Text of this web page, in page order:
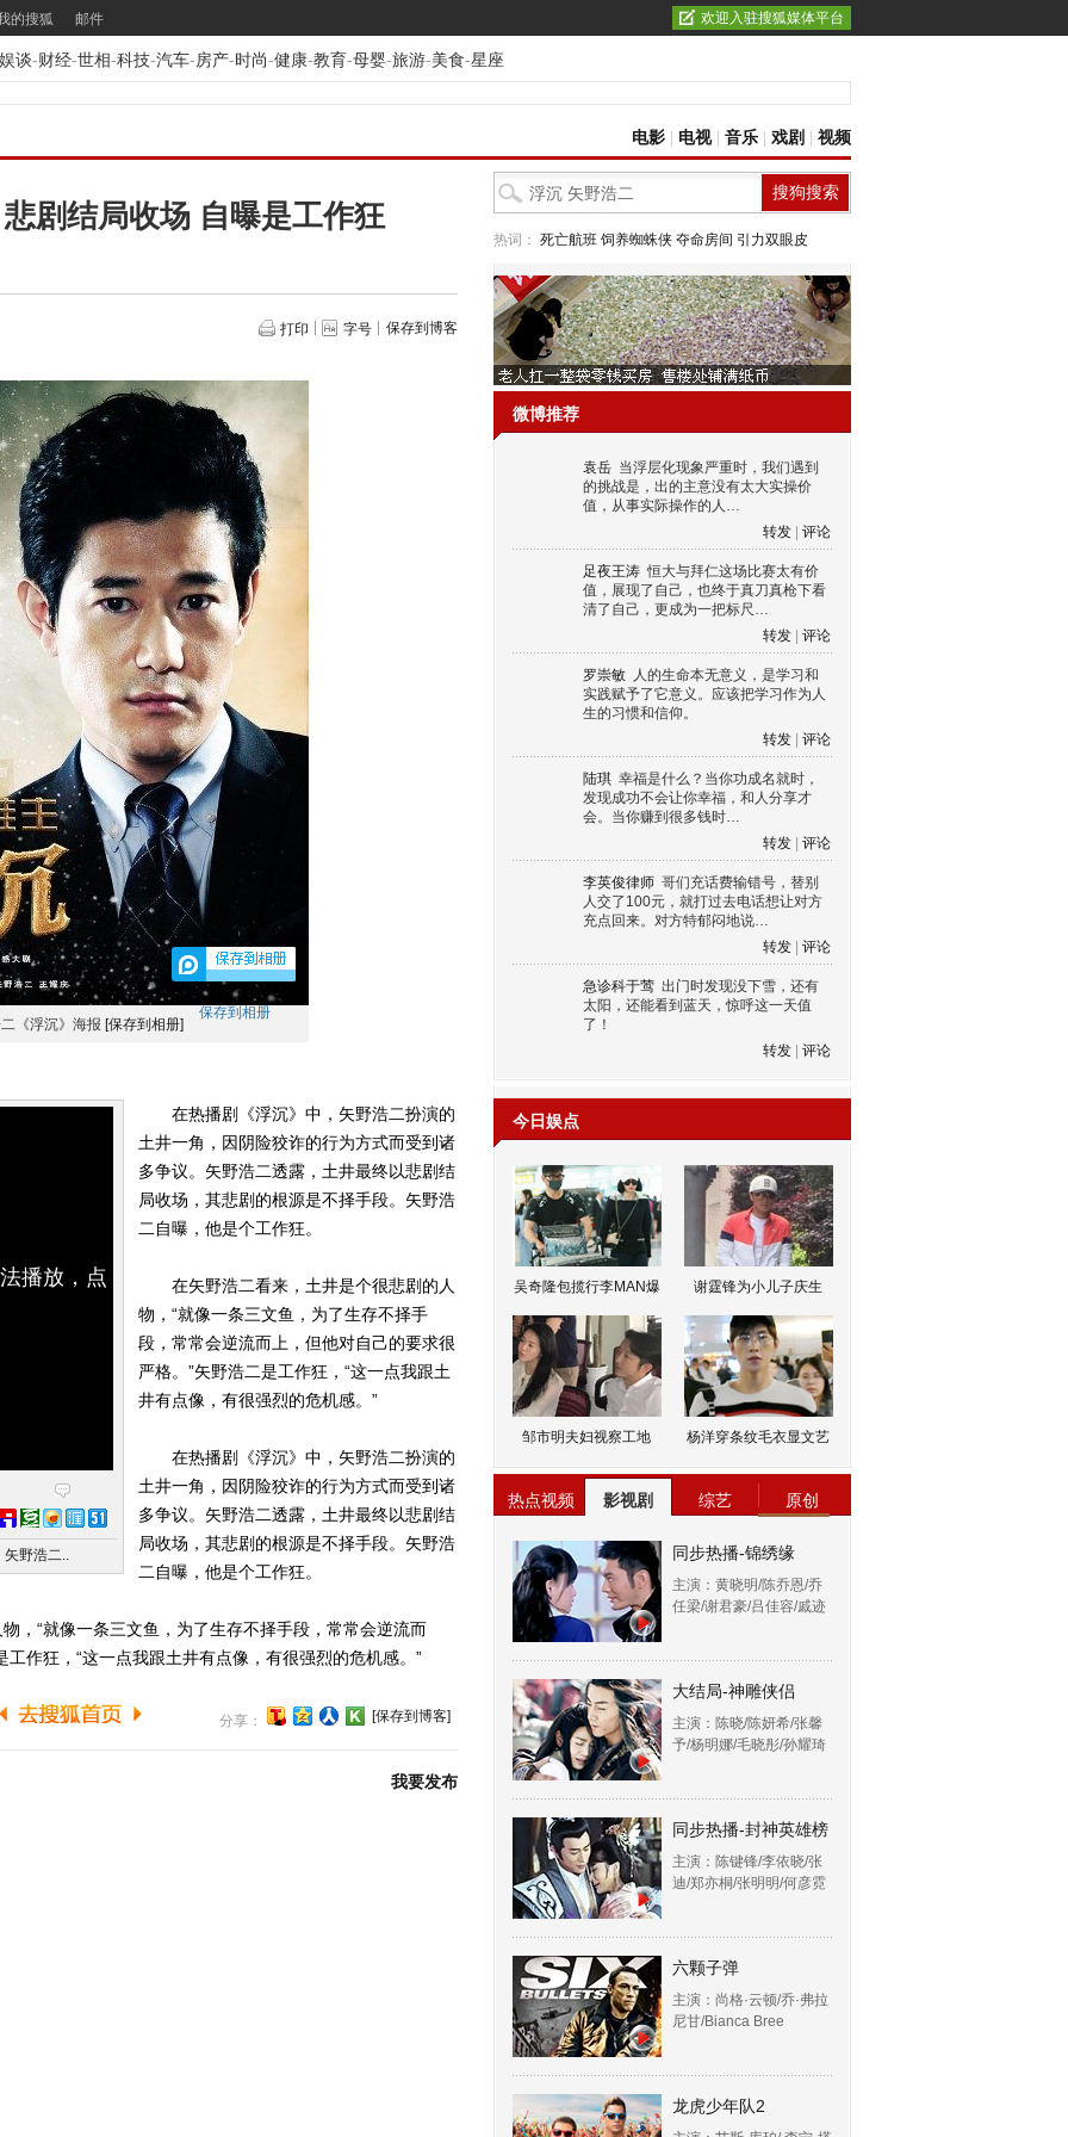
的搜狐 邮件 欢迎入驻搜狐媒体平台
娱谈-财经-世相-科技-汽车-房产-时尚-健康-教育-母婴-旅游-美食-星座
电影 电视| 音乐 戏剧 视频
剧结局收场 自曝是工作狂
打印 字号 保存到博客
保存到相册
《浮沉》海报 [保存到相册]
播放，点
矢野浩二..
在热播剧《浮沉》中，矢野浩二扮演的
土井一角，因阴险狡诈的行为方式而受到诸
多争议。矢野浩二透露，土井最终以悲剧结
局收场，其悲剧的根源是不择手段。矢野浩
二自曝，他是个工作狂。
在矢野浩二看来，土井是个很悲剧的人
物，“就像一条三文鱼，为了生存不择手
段，常常会逆流而上，但他对自己的要求很
严格。”矢野浩二是工作狂，“这一点我跟土
井有点像，有很强烈的危机感。”
在热播剧《浮沉》中，矢野浩二扮演的
土井一角，因阴险狡诈的行为方式而受到诸
多争议。矢野浩二透露，土井最终以悲剧结
局收场，其悲剧的根源是不择手段。矢野浩
二自曝，他是个工作狂。
“就像一条三文鱼，为了生存不择手段，常常会逆流而
作狂，“这一点我跟土井有点像，有很强烈的危机感。”
分享： [保存到博客]
我要发布
热词： 死亡航班 饲养蜘蛛侠 夺命房间 引力双眼皮
微博推荐
袁岳 当浮层化现象严重时，我们遇到
的挑战是，出的主意没有太大实操价
值，从事实际操作的人…
转发
评论
足夜王涛 恒大与拜仁这场比赛太有价
值，展现了自己，也终于真刀真枪下看
清了自己，更成为一把标尺…
转发
评论
罗崇敏 人的生命本无意义，是学习和
实践赋予了它意义。应该把学习作为人
生的习惯和信仰。
转发
评论
陆琪 幸福是什么？当你功成名就时，
发现成功不会让你幸福，和人分享才
会。当你赚到很多钱时…
转发
评论
李英俊律师 哥们充话费输错号，替别
人交了100元，就打过去电话想让对方
充点回来。对方特郁闷地说…
转发
评论
急诊科于莺 出门时发现没下雪，还有
太阳，还能看到蓝天，惊呼这一天值
了！
转发
评论
今日娱点
吴奇隆包揽行李MAN爆 谢霆锋为小儿子庆生
邹市明夫妇视察工地 杨洋穿条纹毛衣显文艺
热点视频 影视剧 综艺 原创
同步热播-锦绣缘
主演：黄晓明/陈乔恩/乔
任梁/谢君豪/吕佳容/戚迹
大结局-神雕侠侣
主演：陈晓/陈妍希/张馨
予/杨明娜/毛晓彤/孙耀琦
同步热播-封神英雄榜
主演：陈键锋/李依晓/张
迪/郑亦桐/张明明/何彦霓
六颗子弹
主演：尚格·云顿/乔·弗拉
尼甘/Bianca Bree
龙虎少年队2